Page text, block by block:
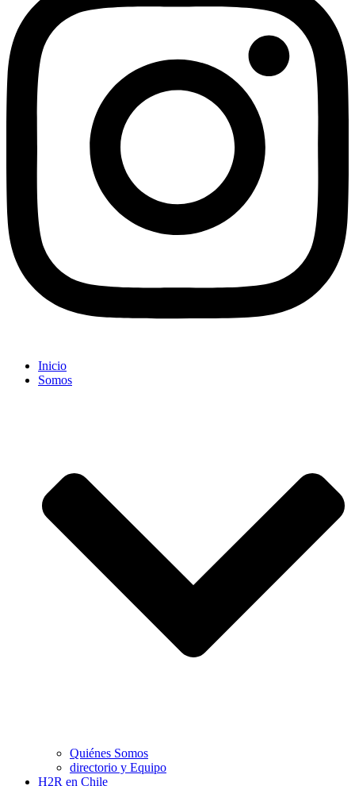
Inicio
Somos
Quiénes Somos
directorio y Equipo
H2R en Chile